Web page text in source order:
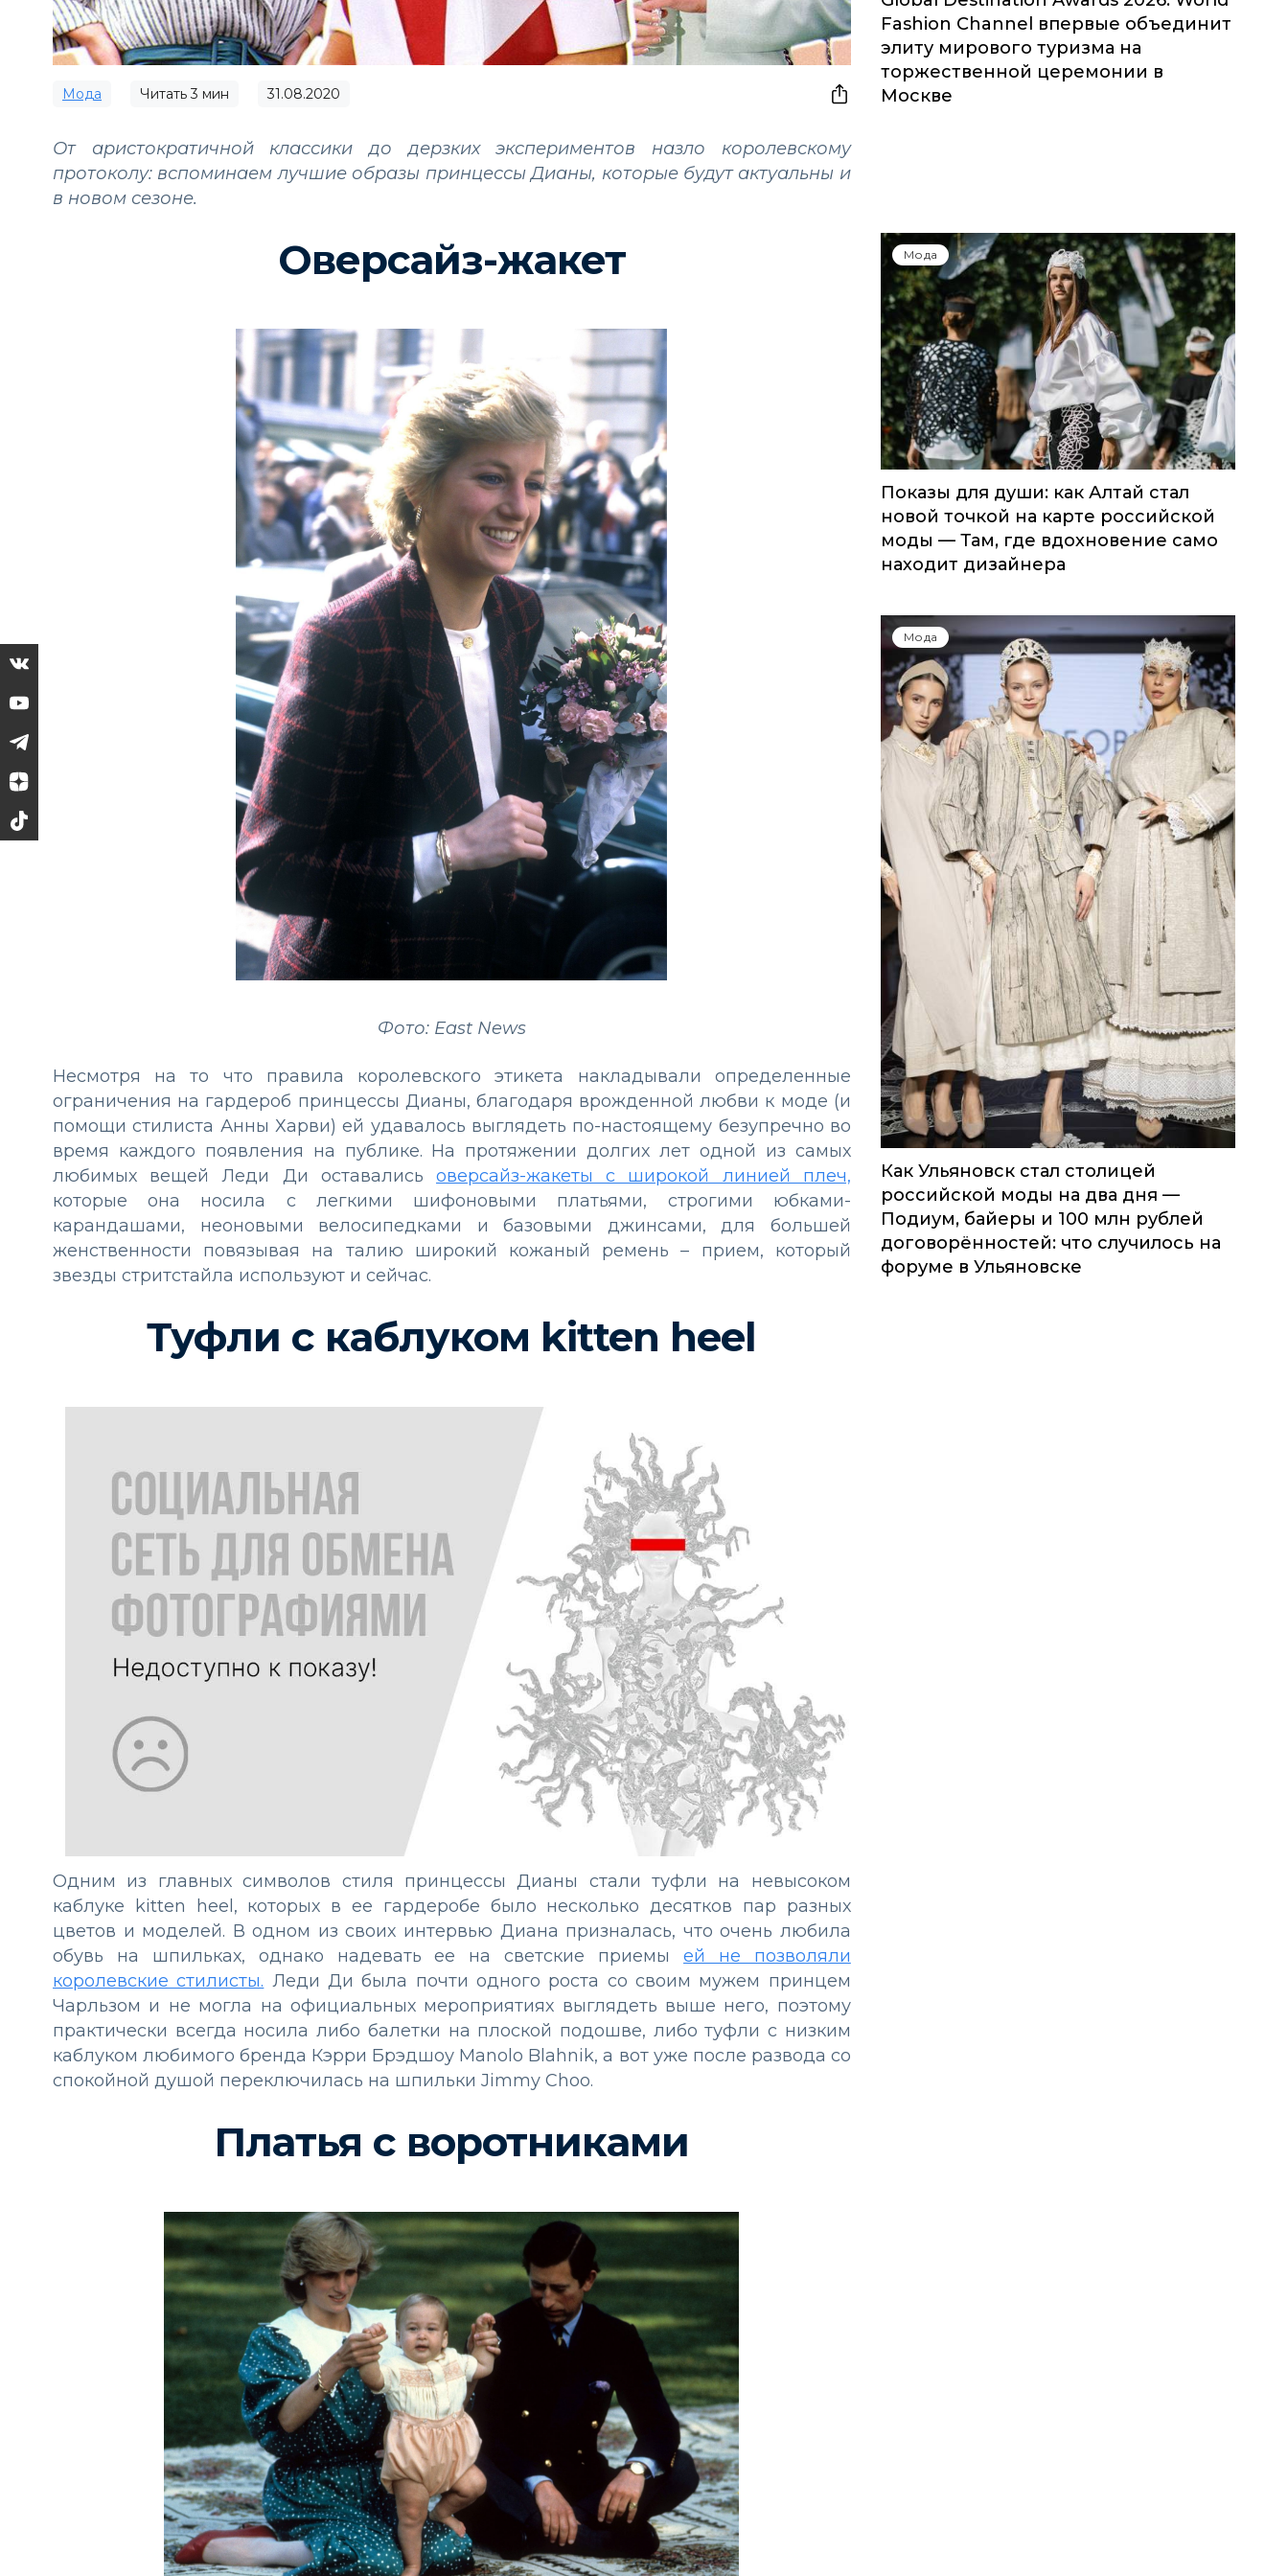
Мода Читать3 мин 31.08.2020
От аристократичной классики до дерзких экспериментов назло королевскому
протоколу: вспоминаем лучшие образы принцессы Дианы, которые будут актуальны и
в новом сезоне.
Оверсайз-жакет
Фото: East News
Несмотря на то что правила королевского этикета накладывали определенные
ограничения на гардероб принцессы Дианы, благодаря врожденной любви к моде (и
помощи стилиста Анны Харви) ей удавалось выглядеть по-настоящему безупречно во
время каждого появления на публике. На протяжении долгих лет одной из самых
любимых вещей Леди Ди оставалисьоверсайз-жакеты с широкой линией плеч,
которые она носила с легкими шифоновыми платьями, строгими юбками-
карандашами, неоновыми велосипедками и базовыми джинсами, для большей
женственности повязывая на талию широкий кожаный ремень – прием, который
звезды стритстайла используют и сейчас.
Туфли с каблуком kitten heel
Одним из главных символов стиля принцессы Дианы стали туфли на невысоком
каблуке kitten heel, которых в ее гардеробе было несколько десятков пар разных
цветов и моделей. В одном из своих интервью Диана призналась, что очень любила
обувь на шпильках, однако надевать ее на светские приемыей не позволяли
королевские стилисты. Леди Ди была почти одного роста со своим мужем принцем
Чарльзом и не могла на официальных мероприятиях выглядеть выше него, поэтому
практически всегда носила либо балетки на плоской подошве, либо туфли с низким
каблуком любимого бренда Кэрри Брэдшоу Manolo Blahnik, а вот уже после развода со
спокойной душой переключилась на шпильки Jimmy Choo.
Платья с воротниками
Fashion Channel впервые объединит
элиту мирового туризма на
торжественной церемонии в
Москве
Мода
Показы для души: как Алтай стал
новой точкой на карте российской
моды — Там, где вдохновение само
находит дизайнера
Мода
Как Ульяновск стал столицей
российской моды на два дня —
Подиум, байеры и 100 млн рублей
договорённостей: что случилось на
форуме в Ульяновске